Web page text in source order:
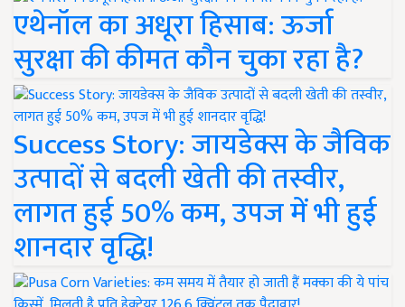
एथेनॉल का अधूरा हिसाब: ऊर्जा
सुरक्षा की कीमत कौन चुका रहा है?
Success Story: जायडेक्स के जैविक
उत्पादों से बदली खेती की तस्वीर,
लागत हुई 50% कम, उपज में भी हुई
शानदार वृद्धि!